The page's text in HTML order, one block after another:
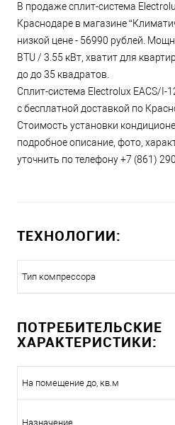
В продаже сплит-система
Краснодаре в магазине
низкой цене - 56990 рублей.
BTU / 3.55 кВт, хватит для
до до 35 квадратов.
Сплит-система Electrolux EACS/I-
с бесплатной доставкой по
Стоимость установки
подробное описание, фото,
уточнить по телефону +7 (861)
ТЕХНОЛОГИИ:
Тип компрессора
ПОТРЕБИТЕЛЬСКИЕ
ХАРАКТЕРИСТИКИ:
На помещение до, кв.м
Назначение